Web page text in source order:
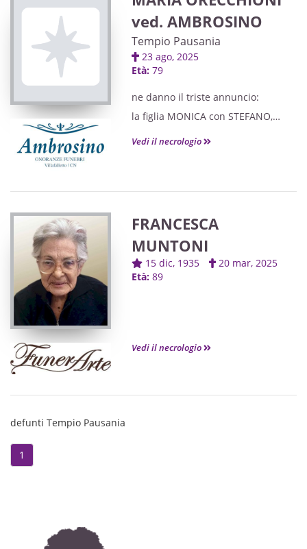
ved. AMBROSINO
Tempio Pausania
23 ago, 2025
Età: 79
ne danno il triste annuncio:
la figlia MONICA con STEFANO,
il fratello, cognati e cognate, nipoti
Vedi il necrologio
FRANCESCA
MUNTONI
15 dic, 1935
20 mar, 2025
Età: 89
Vedi il necrologio
defunti Tempio Pausania
1